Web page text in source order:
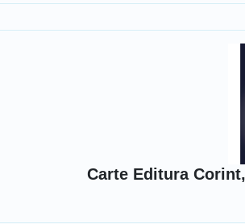
Carte Editura